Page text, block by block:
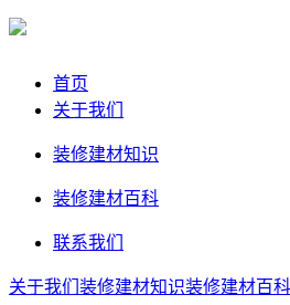
首页
关于我们
装修建材知识
装修建材百科
联系我们
关于我们 装修建材知识装修建材百科